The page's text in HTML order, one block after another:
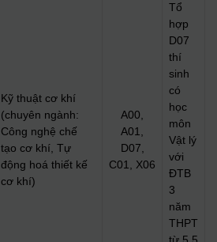
Kỹ thuật cơ khí
(chuyên ngành:
Công nghệ chế
tạo cơ khí, Tự
động hoá thiết kế
cơ khí)
A00,
A01,
D07,
C01, X06
Tổ
hợp
D07
thí
sinh
có
học
môn
Vật lý
với
ĐTB
3
năm
THPT